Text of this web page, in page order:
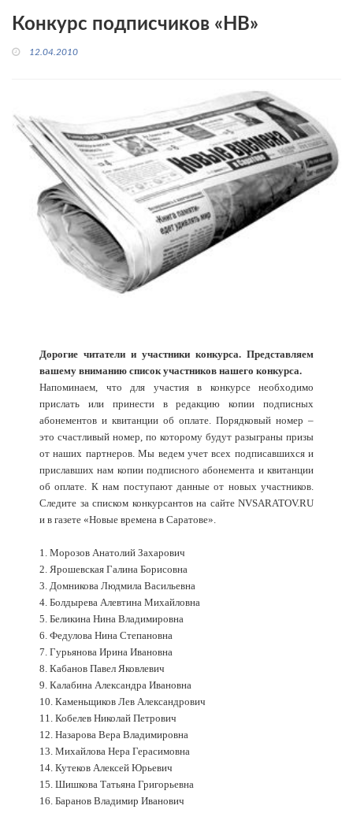
Конкурс подписчиков «НВ»
12.04.2010
Дорогие читатели и участники конкурса. Представляем
вашему вниманию список участников нашего конкурса.
Напоминаем, что для участия в конкурсе необходимо
прислать или принести в редакцию копии подписных
абонементов и квитанции об оплате. Порядковый номер –
это счастливый номер, по которому будут разыграны призы
от наших партнеров. Мы ведем учет всех подписавшихся и
приславших нам копии подписного абонемента и квитанции
об оплате. К нам поступают данные от новых участников.
Следите за списком конкурсантов на сайте NVSARATOV.RU
и в газете «Новые времена в Саратове».
1. Морозов Анатолий Захарович
2. Ярошевская Галина Борисовна
3. Домникова Людмила Васильевна
4. Болдырева Алевтина Михайловна
5. Беликина Нина Владимировна
6. Федулова Нина Степановна
7. Гурьянова Ирина Ивановна
8. Кабанов Павел Яковлевич
9. Калабина Александра Ивановна
10. Каменьщиков Лев Александрович
11. Кобелев Николай Петрович
12. Назарова Вера Владимировна
13. Михайлова Нера Герасимовна
14. Кутеков Алексей Юрьевич
15. Шишкова Татьяна Григорьевна
16. Баранов Владимир Иванович